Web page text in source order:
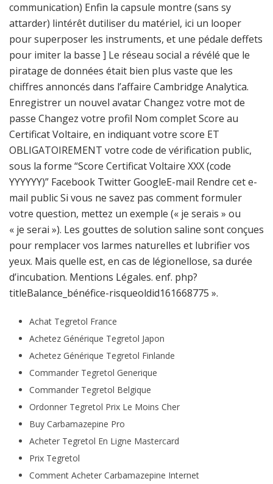
communication) Enfin la capsule montre (sans sy
attarder) lintérêt dutiliser du matériel, ici un looper
pour superposer les instruments, et une pédale deffets
pour imiter la basse ] Le réseau social a révélé que le
piratage de données était bien plus vaste que les
chiffres annoncés dans l’affaire Cambridge Analytica.
Enregistrer un nouvel avatar Changez votre mot de
passe Changez votre profil Nom complet Score au
Certificat Voltaire, en indiquant votre score ET
OBLIGATOIREMENT votre code de vérification public,
sous la forme “Score Certificat Voltaire XXX (code
YYYYYY)” Facebook Twitter GoogleE-mail Rendre cet e-
mail public Si vous ne savez pas comment formuler
votre question, mettez un exemple (« je serais » ou
« je serai »). Les gouttes de solution saline sont conçues
pour remplacer vos larmes naturelles et lubrifier vos
yeux. Mais quelle est, en cas de légionellose, sa durée
d’incubation. Mentions Légales. enf. php?
titleBalance_bénéfice-risqueoldid161668775 ».
Achat Tegretol France
Achetez Générique Tegretol Japon
Achetez Générique Tegretol Finlande
Commander Tegretol Generique
Commander Tegretol Belgique
Ordonner Tegretol Prix Le Moins Cher
Buy Carbamazepine Pro
Acheter Tegretol En Ligne Mastercard
Prix Tegretol
Comment Acheter Carbamazepine Internet